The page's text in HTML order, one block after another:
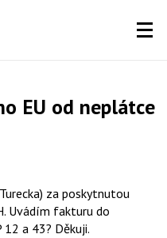
EU od neplátce
za poskytnutou
Uvádím fakturu do
a 43? Děkuji.